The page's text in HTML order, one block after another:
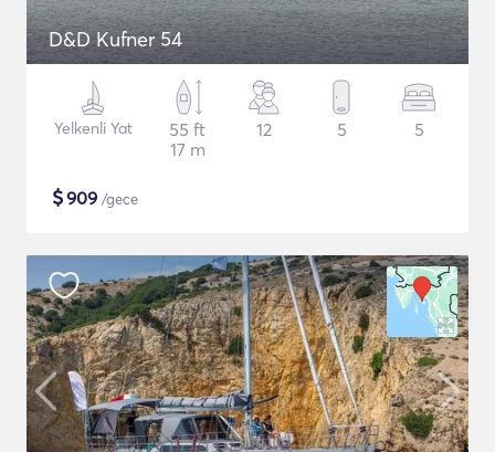
D&D Kufner 54
Yelkenli Yat
55 ft
17 m
12 5 5
$909 /gece